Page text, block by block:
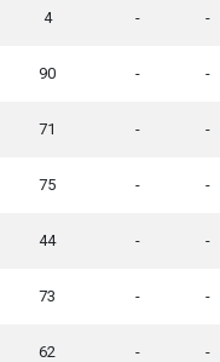
4 - -
90 - -
71 - -
75 - -
44 - -
73 - -
62 - -